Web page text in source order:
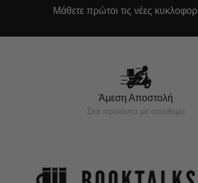
Μάθετε πρώτοι τις νέες
Άμεση Αποστολή
Στα προϊόντα με απόθεμα